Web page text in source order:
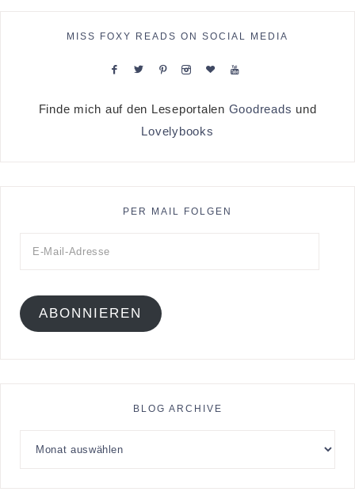
MISS FOXY READS ON SOCIAL MEDIA
Finde mich auf den Leseportalen Goodreads und
Lovelybooks
PER MAIL FOLGEN
ABONNIEREN
BLOG ARCHIVE